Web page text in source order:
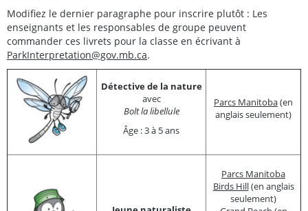
Modifiez le dernier paragraphe pour inscrire plutôt : Les
enseignants et les responsables de groupe peuvent
commander ces livrets pour la classe en écrivant à
ParkInterpretation@gov.mb.ca.
Détective de la nature
avec
Bolt la libellule
Âge : 3 à 5 ans
Parcs Manitoba(en
anglais seulement)
Parcs Manitoba
Birds Hill(en anglais
seulement)